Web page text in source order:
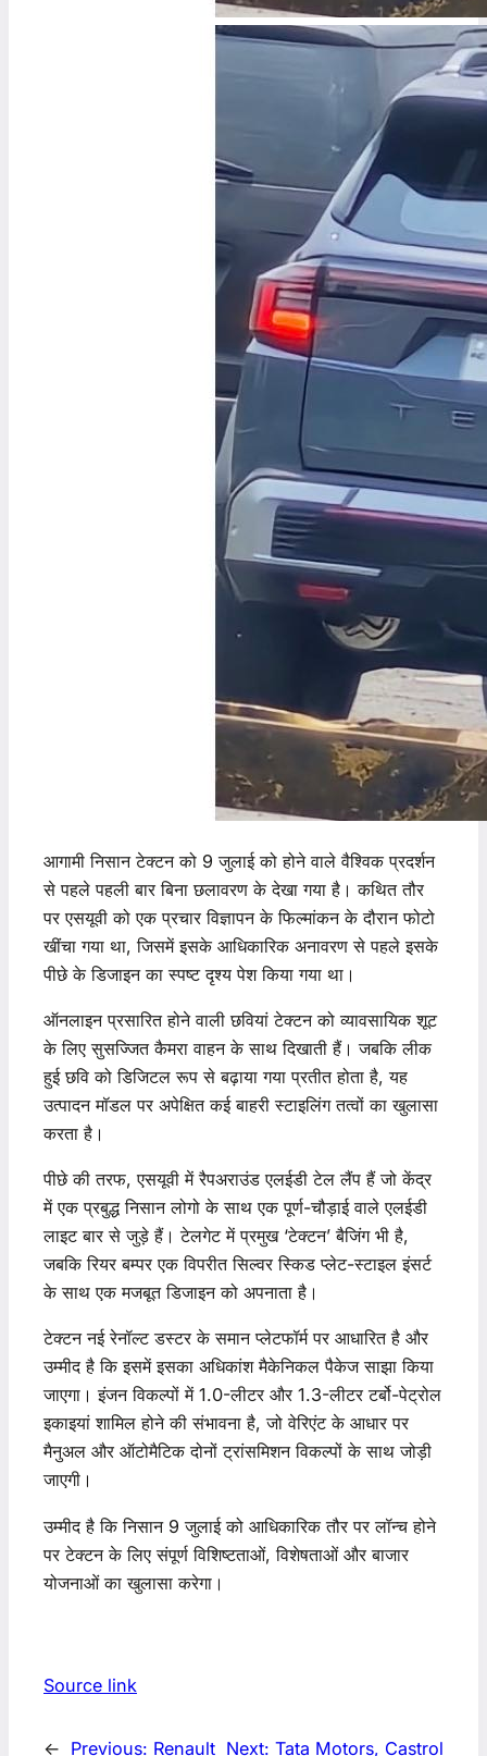
आगामी निसान टेक्टन को 9 जुलाई को होने वाले वैश्विक प्रदर्शन
से पहले पहली बार बिना छलावरण के देखा गया है। कथित तौर
पर एसयूवी को एक प्रचार विज्ञापन के फिल्मांकन के दौरान फोटो
खींचा गया था, जिसमें इसके आधिकारिक अनावरण से पहले इसके
पीछे के डिजाइन का स्पष्ट दृश्य पेश किया गया था।
ऑनलाइन प्रसारित होने वाली छवियां टेक्टन को व्यावसायिक शूट
के लिए सुसज्जित कैमरा वाहन के साथ दिखाती हैं। जबकि लीक
हुई छवि को डिजिटल रूप से बढ़ाया गया प्रतीत होता है, यह
उत्पादन मॉडल पर अपेक्षित कई बाहरी स्टाइलिंग तत्वों का खुलासा
करता है।
पीछे की तरफ, एसयूवी में रैपअराउंड एलईडी टेल लैंप हैं जो केंद्र
में एक प्रबुद्ध निसान लोगो के साथ एक पूर्ण-चौड़ाई वाले एलईडी
लाइट बार से जुड़े हैं। टेलगेट में प्रमुख ‘टेक्टन’ बैजिंग भी है,
जबकि रियर बम्पर एक विपरीत सिल्वर स्किड प्लेट-स्टाइल इंसर्ट
के साथ एक मजबूत डिजाइन को अपनाता है।
टेक्टन नई रेनॉल्ट डस्टर के समान प्लेटफॉर्म पर आधारित है और
उम्मीद है कि इसमें इसका अधिकांश मैकेनिकल पैकेज साझा किया
जाएगा। इंजन विकल्पों में 1.0-लीटर और 1.3-लीटर टर्बो-पेट्रोल
इकाइयां शामिल होने की संभावना है, जो वेरिएंट के आधार पर
मैनुअल और ऑटोमैटिक दोनों ट्रांसमिशन विकल्पों के साथ जोड़ी
जाएगी।
उम्मीद है कि निसान 9 जुलाई को आधिकारिक तौर पर लॉन्च होने
पर टेक्टन के लिए संपूर्ण विशिष्टताओं, विशेषताओं और बाजार
योजनाओं का खुलासा करेगा।
Source link
← Previous: Renault Next: Tata Motors, Castrol